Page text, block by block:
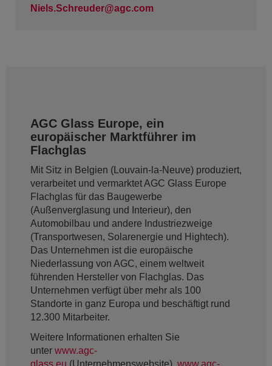
Niels.Schreuder@agc.com
AGC Glass Europe, ein
europäischer Marktführer im
Flachglas
Mit Sitz in Belgien (Louvain-la-Neuve) produziert,
verarbeitet und vermarktet AGC Glass Europe
Flachglas für das Baugewerbe
(Außenverglasung und Interieur), den
Automobilbau und andere Industriezweige
(Transportwesen, Solarenergie und Hightech).
Das Unternehmen ist die europäische
Niederlassung von AGC, einem weltweit
führenden Hersteller von Flachglas. Das
Unternehmen verfügt über mehr als 100
Standorte in ganz Europa und beschäftigt rund
12.300 Mitarbeiter.
Weitere Informationen erhalten Sie
unter www.agc-
glass.eu (Unternehmenswebsite), www.agc-